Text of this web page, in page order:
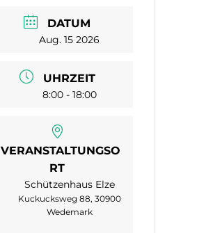
DATUM
Aug. 15 2026
UHRZEIT
8:00 - 18:00
VERANSTALTUNGSO
RT
Schützenhaus Elze
Kuckucksweg 88, 30900
Wedemark